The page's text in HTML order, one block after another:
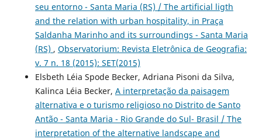
seu entorno - Santa Maria (RS) / The artificial ligth
and the relation with urban hospitality, in Praça
Saldanha Marinho and its surroundings - Santa Maria
(RS) , Observatorium: Revista Eletrônica de Geografia:
v. 7 n. 18 (2015): SET(2015)
Elsbeth Léia Spode Becker, Adriana Pisoni da Silva,
Kalinca Léia Becker, A interpretação da paisagem
alternativa e o turismo religioso no Distrito de Santo
Antão - Santa Maria - Rio Grande do Sul- Brasil / The
interpretation of the alternative landscape and